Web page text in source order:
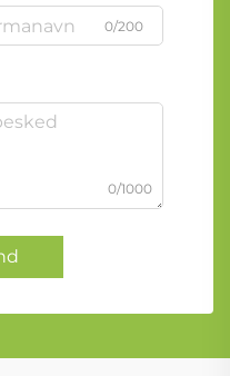
0/200
0/1000